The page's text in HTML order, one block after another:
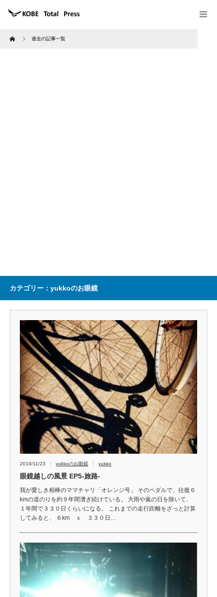
Home 過去の記事一覧
カテゴリー：yukkoのお眼鏡
2019/11/23 yukkoのお眼鏡 yukko
眼鏡越しの風景 EP5‐旅路‐
我が愛しき相棒のママチャリ「オレンジ号」 そのペダルで、往復６
kmの道のりを約９年間漕ぎ続けている。 大雨や嵐の日を除いて、
１年間で３３０日くらいになる。 これまでの走行距離をざっと計算
してみると、 ６km ｘ ３３０日…